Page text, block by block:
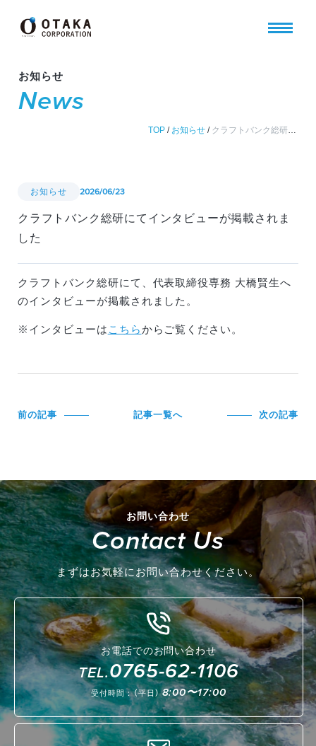
お知らせ
News
TOP / お知らせ / クラフトバンク総研にてインタビューが掲載されました
お知らせ 2026/06/23
クラフトバンク総研にてインタビューが掲載されま
した
クラフトバンク総研にて、代表取締役専務 大橋賢生へ
のインタビューが掲載されました。
※インタビューは こちらからご覧ください。
前の記事 記事一覧へ 次の記事
お問い合わせ
Contact Us
まずはお気軽にお問い合わせください。
お電話でのお問い合わせ
TEL.0765-62-1106
受付時間：（平日） 8:00〜17:00